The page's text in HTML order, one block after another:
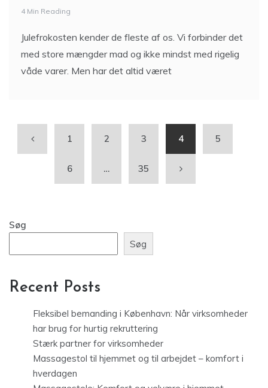
4 Min Reading
Julefrokosten kender de fleste af os. Vi forbinder det
med store mængder mad og ikke mindst med rigelig
våde varer. Men har det altid været
1 2 3 4 5
6 … 35
Søg
Søg
Recent Posts
Fleksibel bemanding i København: Når virksomheder
har brug for hurtig rekruttering
Stærk partner for virksomheder
Massagestol til hjemmet og til arbejdet – komfort i
hverdagen